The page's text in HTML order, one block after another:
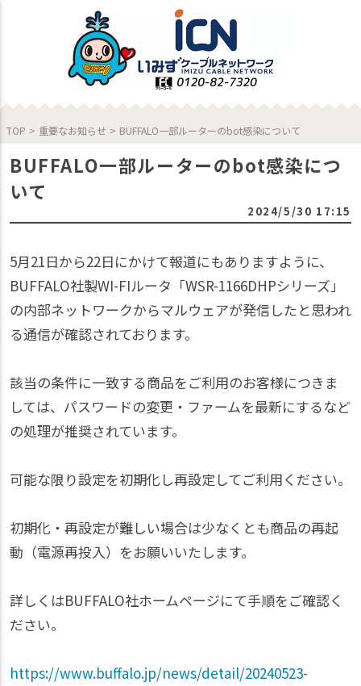
TOP > 重要なお知らせ > BUFFALO一部ルーターのbot感染について
BUFFALO一部ルーターのbot感染につ
いて
2024/5/30 17:15
5月21日から22日にかけて報道にもありますように、
BUFFALO社製WI-FIルータ「WSR-1166DHPシリーズ」
の内部ネットワークからマルウェアが発信したと思われ
る通信が確認されております。
該当の条件に一致する商品をご利用のお客様につきま
しては、パスワードの変更・ファームを最新にするなど
の処理が推奨されています。
可能な限り設定を初期化し再設定してご利用ください。
初期化・再設定が難しい場合は少なくとも商品の再起
動（電源再投入）をお願いいたします。
詳しくはBUFFALO社ホームページにて手順をご確認く
ださい。
https://www.buffalo.jp/news/detail/20240523-